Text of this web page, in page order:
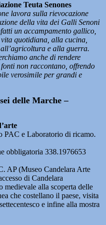
Teuta Senones
lavora sulla rievocazione
della vita dei Galli Senoni
un accampamento gallico,
quotidiana, alla cucina,
e alla guerra.
anche di rendere
non raccontano, offrendo
verosimile per grandi e
delle Marche –
PAC e Laboratorio di ricamo.
obbligatoria 338.1976653
AP (Museo Candelara Arte
di Candelara
medievale alla scoperta delle
che costellano il paese, visita
e infine alla mostra